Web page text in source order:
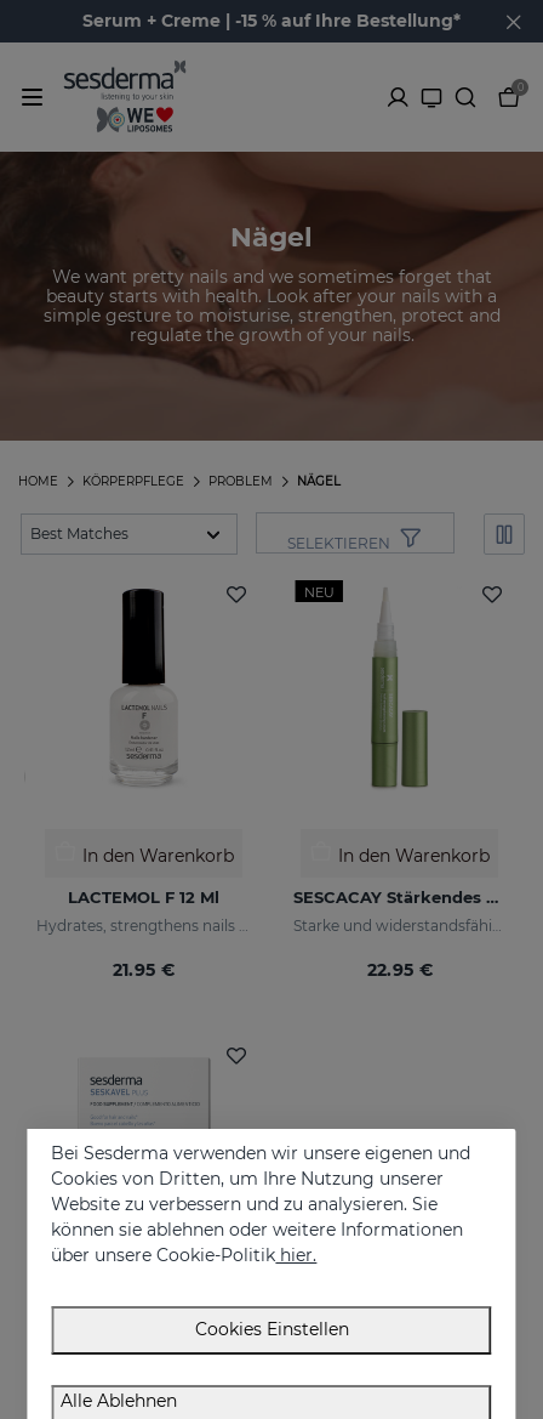
Serum + Creme | -15 % auf Ihre Bestellung*
0
Nägel
We want pretty nails and we sometimes forget that
beauty starts with health. Look after your nails with a
simple gesture to moisturise, strengthen, protect and
regulate the growth of your nails.
NÄGEL
PROBLEM
KÖRPERPFLEGE
HOME
SELEKTIEREN
In den Warenkorb
LACTEMOL F 12 Ml
Hydrates, strengthens nails making them more flexible and resilient.
21.95 €
NEU
In den Warenkorb
SESCACAY Stärkendes Nagelserum
Starke und widerstandsfähige Nägel
22.95 €
In den Warenkorb
SESKAVEL Plus Kapseln
Nahrungsergänzungsmittel
Bei Sesderma verwenden wir unsere eigenen und
Cookies von Dritten, um Ihre Nutzung unserer
Website zu verbessern und zu analysieren. Sie
können sie ablehnen oder weitere Informationen
über unsere Cookie-Politik hier.
Cookies Einstellen
Alle Ablehnen